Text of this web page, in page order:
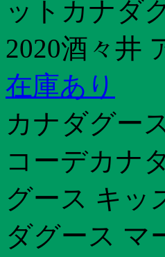
ットカナダ
2020酒々井
在庫あり
カナダグー
コーデカナ
グース キッ
ダグース マ